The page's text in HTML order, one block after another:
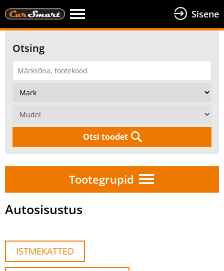
Sisene
Otsing
Otsi toodet
Tootegrupid
Autosisustus
ISTMEKATTED